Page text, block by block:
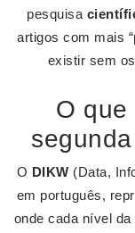
pesquisa
artigos com mais
existir sem
O que
O DIKW (Data,
em português,
onde cada nível da